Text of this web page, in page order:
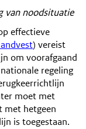
van noodsituatie
effectieve
) vereist
om voorafgaand
regeling
moet met
met hetgeen
is toegestaan.